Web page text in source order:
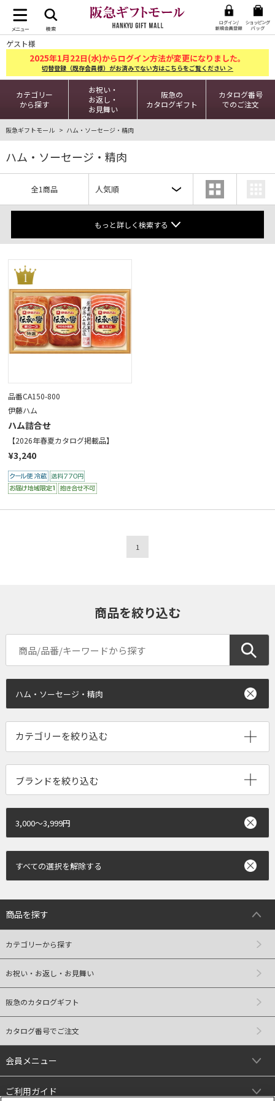
ゲスト様
2025年1月22日(水)からログイン方法が変更になりました。
切替登録（既存会員様）がお済みでない方はこちらをご覧ください ＞
カテゴリー
から探す
お祝い・
お返し・
お見舞い
阪急の
カタログギフト
カタログ番号
でのご注文
阪急ギフトモール ハム・ソーセージ・精肉
ハム・ソーセージ・精肉
全1商品
もっと詳しく検索する
品番CA150-800
伊藤ハム
ハム詰合せ
【2026年春夏カタログ掲載品】
¥3,240
1
商品を絞り込む
ハム・ソーセージ・精肉
ブランドを絞り込む
3,000～3,999円
すべての選択を解除する
商品を探す
カテゴリーから探す
お祝い・お返し・お見舞い
阪急のカタログギフト
カタログ番号でご注文
会員メニュー
ご利用ガイド